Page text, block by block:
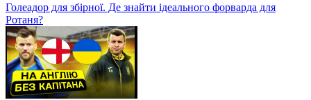
Голеадор для збірної. Де знайти ідеального форварда для
Ротаня?